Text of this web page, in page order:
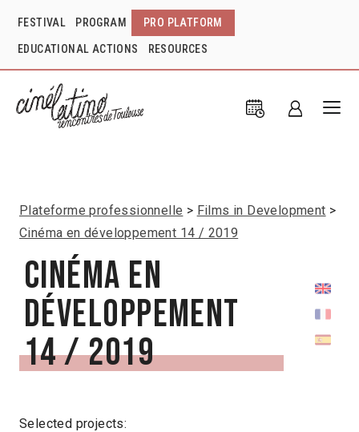
FESTIVAL PROGRAM PRO PLATFORM
EDUCATIONAL ACTIONS RESOURCES
Plateforme professionnelle
Films in Development
Cinéma en développement 14 / 2019
Cinéma en
développement
14 / 2019
Selected projects: